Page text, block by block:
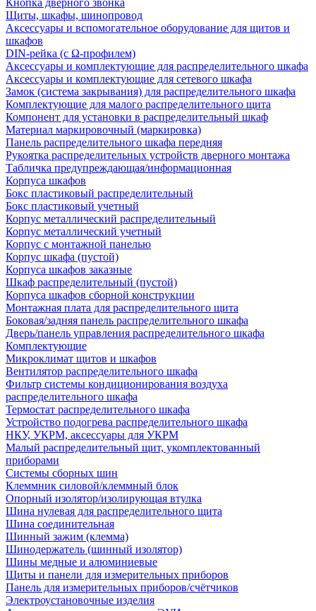
Кнопка дверного звонка
Щиты, шкафы, шинопровод
Аксессуары и вспомогательное оборудование для щитов и
шкафов
DIN-рейка (с Ω-профилем)
Аксессуары и комплектующие для распределительного шкафа
Аксессуары и комплектующие для сетевого шкафа
Замок (система закрывания) для распределительного шкафа
Комплектующие для малого распределительного щита
Компонент для установки в распределительный шкаф
Материал маркировочный (маркировка)
Панель распределительного шкафа передняя
Рукоятка распределительных устройств дверного монтажа
Табличка предупреждающая/информационная
Корпуса шкафов
Бокс пластиковый распределительный
Бокс пластиковый учетный
Корпус металлический распределительный
Корпус металлический учетный
Корпус с монтажной панелью
Корпус шкафа (пустой)
Корпуса шкафов заказные
Шкаф распределительный (пустой)
Корпуса шкафов сборной конструкции
Монтажная плата для распределительного щита
Боковая/задняя панель распределительного шкафа
Дверь/панель управления распределительного шкафа
Комплектующие
Микроклимат щитов и шкафов
Вентилятор распределительного шкафа
Фильтр системы кондиционирования воздуха
распределительного шкафа
Термостат распределительного шкафа
Устройство подогрева распределительного шкафа
НКУ, УКРМ, аксессуары для УКРМ
Малый распределительный щит, укомплектованный
приборами
Системы сборных шин
Клеммник силовой/клеммный блок
Опорный изолятор/изолирующая втулка
Шина нулевая для распределительного щита
Шина соединительная
Шинный зажим (клемма)
Шинодержатель (шинный изолятор)
Шины медные и алюминиевые
Щиты и панели для измерительных приборов
Панель для измерительных приборов/счётчиков
Электроустановочные изделия